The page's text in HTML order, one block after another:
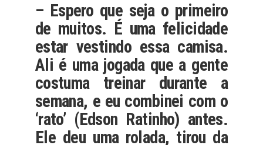
– Espero que seja o primeiro
de muitos. É uma felicidade
estar vestindo essa camisa.
Ali é uma jogada que a gente
costuma treinar durante a
semana, e eu combinei com o
‘rato’ (Edson Ratinho) antes.
Ele deu uma rolada, tirou da